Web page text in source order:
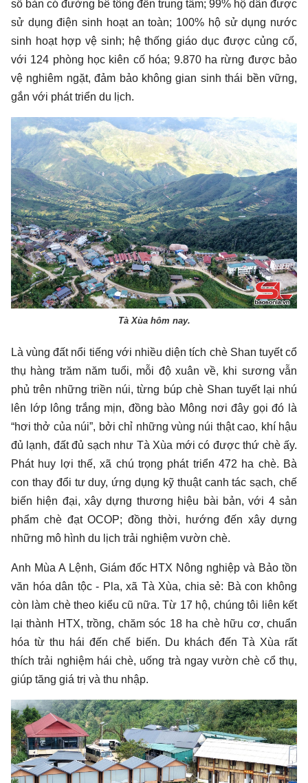
số bản có đường bê tông đến trung tâm; 99% hộ dân được
sử dụng điện sinh hoạt an toàn; 100% hộ sử dụng nước
sinh hoạt hợp vệ sinh; hệ thống giáo dục được củng cố,
với 124 phòng học kiên cố hóa; 9.870 ha rừng được bảo
vệ nghiêm ngặt, đảm bảo không gian sinh thái bền vững,
gắn với phát triển du lịch.
Tà Xùa hôm nay.
Là vùng đất nổi tiếng với nhiều diện tích chè Shan tuyết cổ
thụ hàng trăm năm tuổi, mỗi độ xuân về, khi sương vẫn
phủ trên những triền núi, từng búp chè Shan tuyết lại nhú
lên lớp lông trắng mịn, đồng bào Mông nơi đây gọi đó là
“hơi thở của núi”, bởi chỉ những vùng núi thật cao, khí hậu
đủ lạnh, đất đủ sạch như Tà Xùa mới có được thứ chè ấy.
Phát huy lợi thế, xã chú trọng phát triển 472 ha chè. Bà
con thay đổi tư duy, ứng dụng kỹ thuật canh tác sạch, chế
biến hiện đại, xây dựng thương hiệu bài bản, với 4 sản
phẩm chè đạt OCOP; đồng thời, hướng đến xây dựng
những mô hình du lịch trải nghiệm vườn chè.
Anh Mùa A Lệnh, Giám đốc HTX Nông nghiệp và Bảo tồn
văn hóa dân tộc - Pla, xã Tà Xùa, chia sẻ: Bà con không
còn làm chè theo kiểu cũ nữa. Từ 17 hộ, chúng tôi liên kết
lại thành HTX, trồng, chăm sóc 18 ha chè hữu cơ, chuẩn
hóa từ thu hái đến chế biến. Du khách đến Tà Xùa rất
thích trải nghiệm hái chè, uống trà ngay vườn chè cổ thụ,
giúp tăng giá trị và thu nhập.